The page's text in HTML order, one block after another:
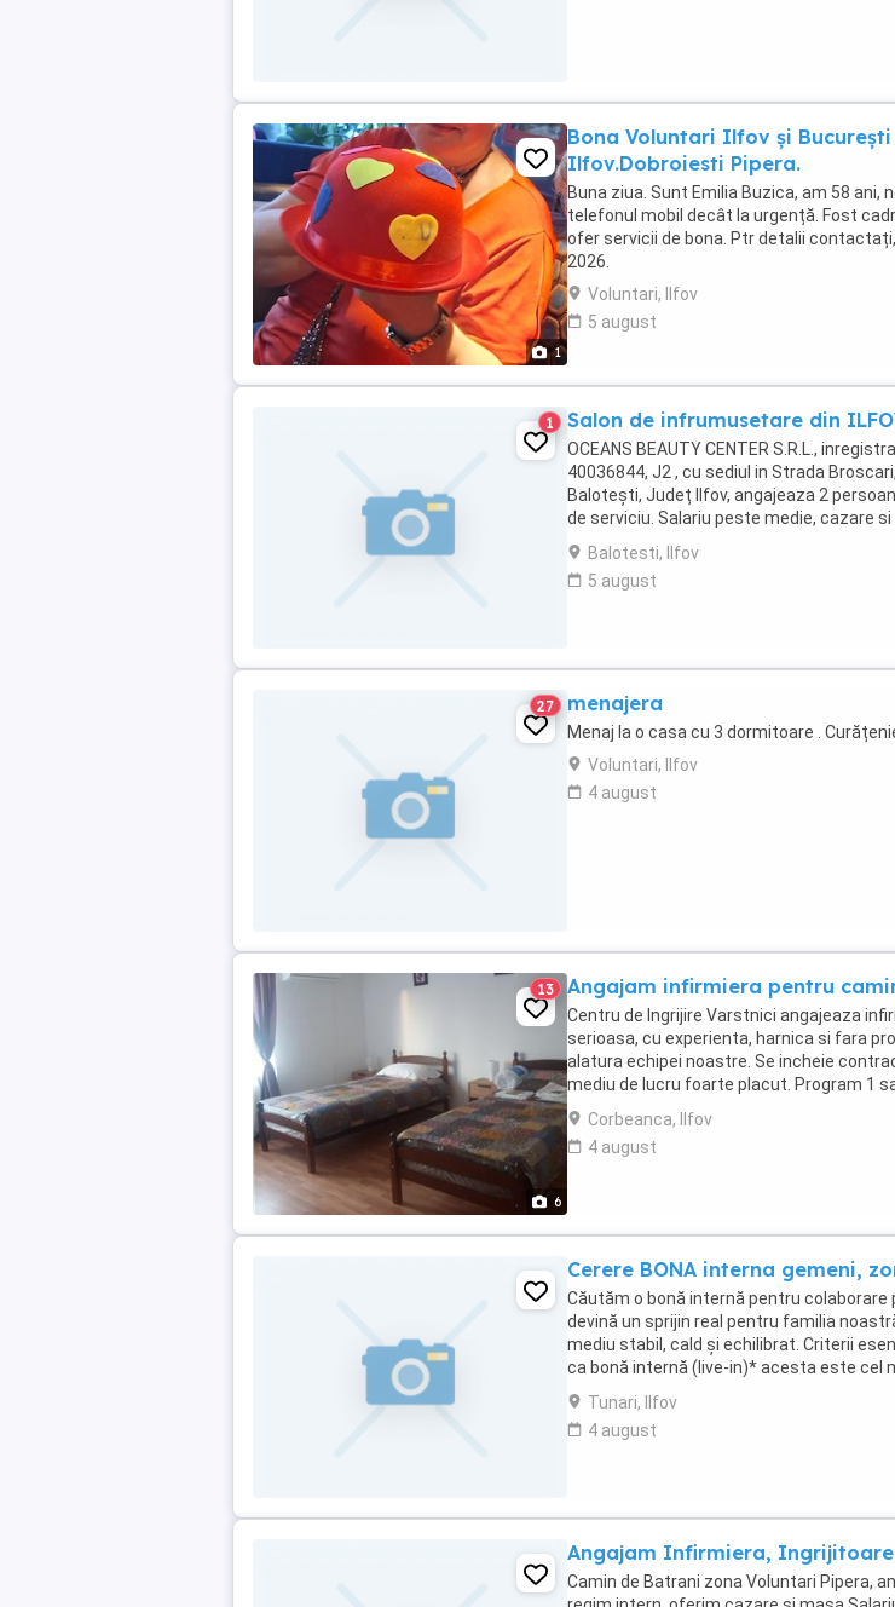
1
Bona Voluntari Ilfov și București
Ilfov.Dobroiesti Pipera.
Buna ziua. Sunt Emilia Buzica, am 58
telefonul mobil decât la urgență. Fost
ofer servicii de bona. Ptr detalii
2026.
Voluntari, Ilfov
5 august
1 Salon de infrumusetare din
OCEANS BEAUTY CENTER S.R.L.,
40036844, J2 , cu sediul in Strada
Balotești, Județ Ilfov, angajeaza 2
de serviciu. Salariu peste medie, cazare
telefon sau email
Balotesti, Ilfov
5 august
27 menajera
Menaj la o casa cu 3 dormitoare .
Voluntari, Ilfov
4 august
6
13 Angajam infirmiera pentru
Centru de Ingrijire Varstnici angajeaza
serioasa, cu experienta, harnica si fara
alatura echipei noastre. Se incheie
mediu de lucru foarte placut. Program 1
1 saptamana libera sau alte ...
Corbeanca, Ilfov
4 august
Cerere BONA interna gemeni,
Căutăm o bonă internă pentru colaborare
devină un sprijin real pentru familia
mediu stabil, cald și echilibrat. Criterii
ca bonă internă (live-in)* acesta este cel
noi. Ne dorim ...
Tunari, Ilfov
4 august
Angajam Infirmiera, Ingrijitoare
Camin de Batrani zona Voluntari Pipera,